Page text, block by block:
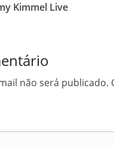
Kimmel Live
não será publicado.